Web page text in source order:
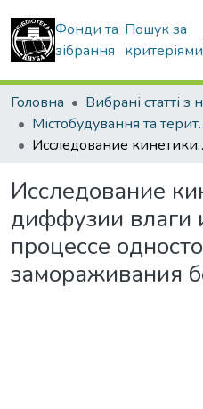
Фонди та
зібрання
Пошук за
критеріями
Головна
Исследование кинетики диффузии
Исследование
диффузии влаги
процессе
замораживания